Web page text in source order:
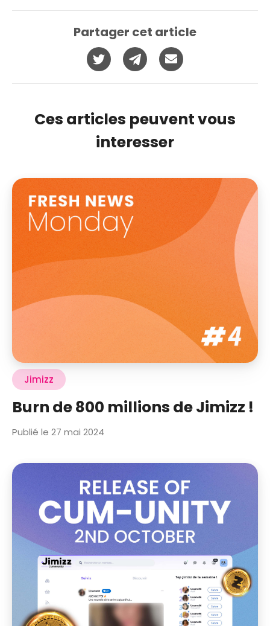
Partager cet article
Ces articles peuvent vous
interesser
Jimizz
Burn de 800 millions de Jimizz !
Publié le 27 mai 2024